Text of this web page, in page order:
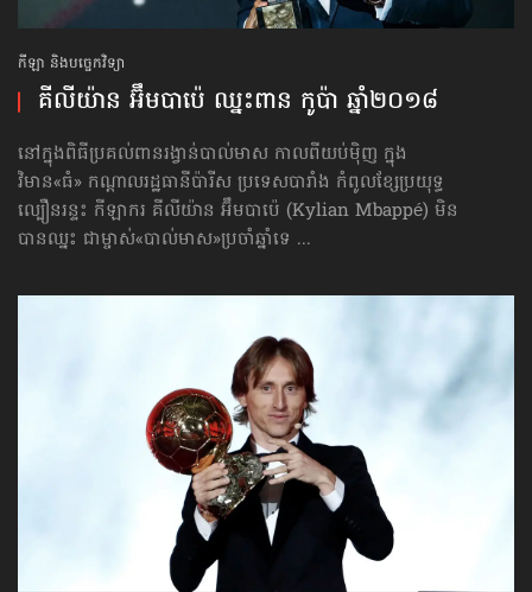
កីឡា និងបច្ចេកវិទ្យា
គីលីយ៉ាន អ៊ឹមបាប៉េ ឈ្នះពាន កូប៉ា ឆ្នាំ២០១៨
នៅក្នុងពិធីប្រគល់ពានរង្វាន់បាល់មាស កាលពីយប់ម៉ិញ ក្នុង
វិមាន«ធំ» កណ្ដាលរដ្ឋធានីប៉ារីស ប្រទេសបារាំង កំពូលខ្សែប្រយុទ្ធ
ល្បឿនរន្ទះ កីឡាករ គីលីយ៉ាន អ៊ឹមបាប៉េ (Kylian Mbappé) មិន
បានឈ្នះ ជាម្ចាស់«បាល់មាស»ប្រចាំឆ្នាំទេ ...